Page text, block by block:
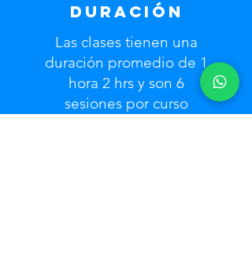
Duración
Las clases tienen una
duración promedio de 1
hora 2 hrs y son 6
sesiones por curso